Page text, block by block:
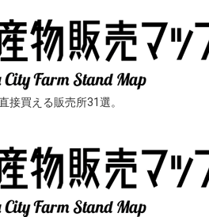
接買える販売所31選。